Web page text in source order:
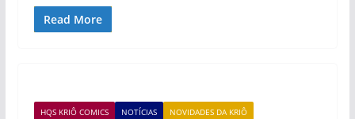
Read More
HQS KRIÔ COMICS NOTÍCIAS
NOVIDADES DA KRIÔ